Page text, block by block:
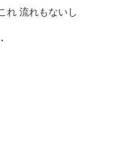
れ 流れもないし